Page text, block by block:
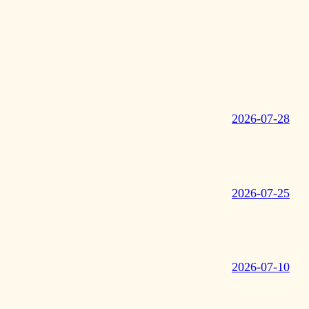
2026-07-28
2026-07-25
2026-07-10